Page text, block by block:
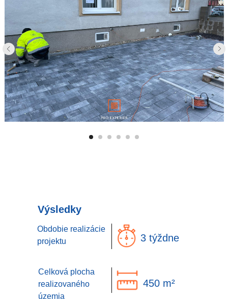
Výsledky
3 týždne
Obdobie realizácie
projektu
450 m²
Celková plocha
realizovaného
územia